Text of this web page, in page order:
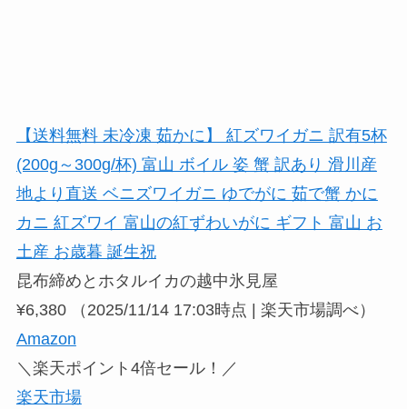
【送料無料 未冷凍 茹かに】 紅ズワイガニ 訳有5杯
(200g～300g/杯) 富山 ボイル 姿 蟹 訳あり 滑川産
地より直送 ベニズワイガニ ゆでがに 茹で蟹 かに
カニ 紅ズワイ 富山の紅ずわいがに ギフト 富山 お
土産 お歳暮 誕生祝
昆布締めとホタルイカの越中氷見屋
¥6,380
（2025/11/14 17:03時点 | 楽天市場調べ）
Amazon
＼楽天ポイント4倍セール！／
楽天市場